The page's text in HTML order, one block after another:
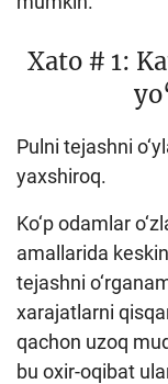
Xato # 1:
Pulni tejashni
yaxshiroq.
Ko‘p odamlar
amallarida
tejashni
xarajatlarni
qachon uzoq
bu oxir-oqibat